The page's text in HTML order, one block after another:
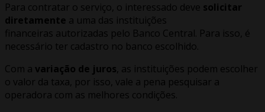
Para contratar o serviço, o interessado deve solicitar
diretamente a uma das instituições
financeiras autorizadas pelo Banco Central. Para isso, é
necessário ter cadastro no banco escolhido.
Com a variação de juros , as instituições podem escolher
o valor da taxa, por isso, vale a pena pesquisar a
operadora com as melhores condições.